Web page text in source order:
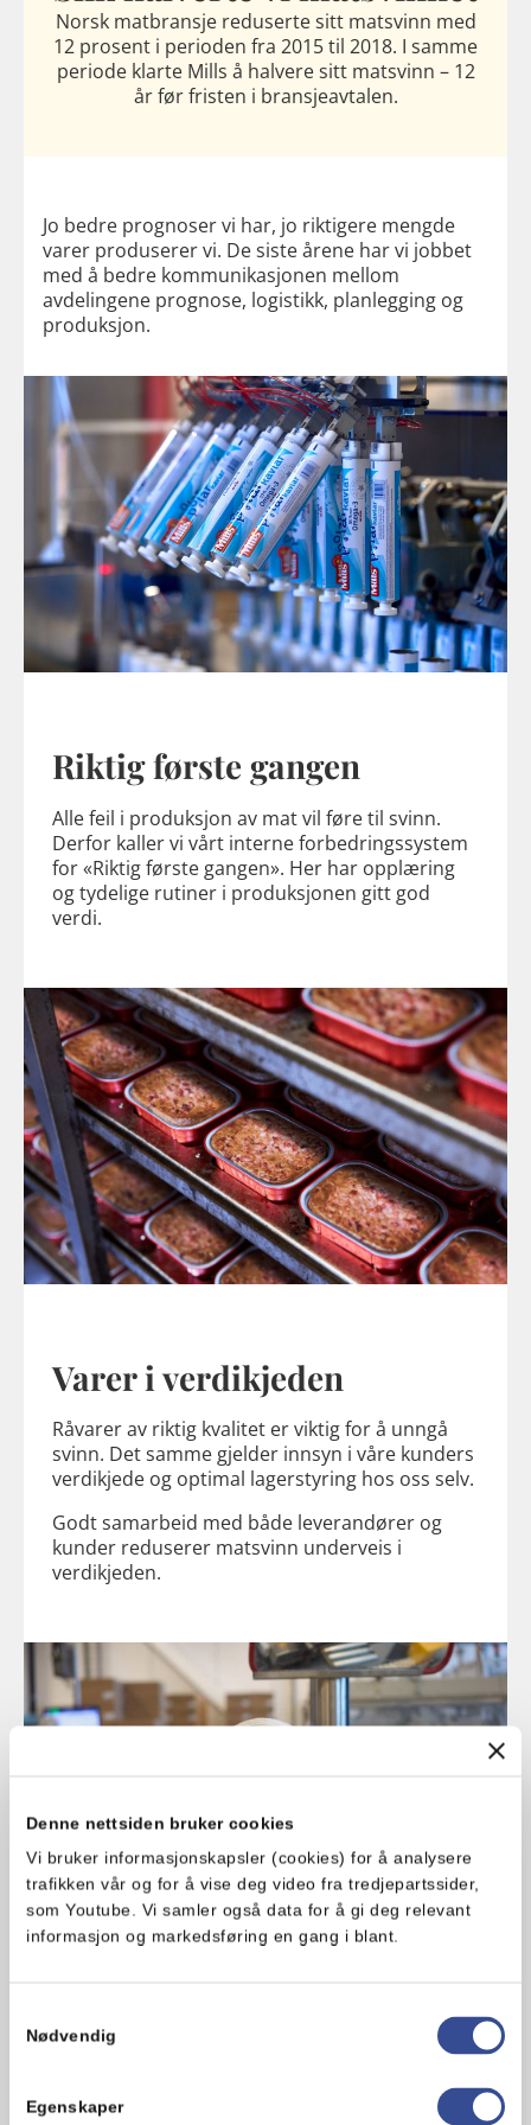
Denne nettsiden bruker cookies
Vi bruker informasjonskapsler (cookies) for å analysere
trafikken vår og for å vise deg video fra tredjepartssider,
som Youtube. Vi samler også data for å gi deg relevant
informasjon og markedsføring en gang i blant.
Nødvendig
Egenskaper
Norsk matbransje reduserte sitt matsvinn med
12 prosent i perioden fra 2015 til 2018. I samme
periode klarte Mills å halvere sitt matsvinn – 12
år før fristen i bransjeavtalen.
Jo bedre prognoser vi har, jo riktigere mengde
varer produserer vi. De siste årene har vi jobbet
med å bedre kommunikasjonen mellom
avdelingene prognose, logistikk, planlegging og
produksjon.
Riktig første gangen
Alle feil i produksjon av mat vil føre til svinn.
Derfor kaller vi vårt interne forbedringssystem
for «Riktig første gangen». Her har opplæring
og tydelige rutiner i produksjonen gitt god
verdi.
Varer i verdikjeden
Råvarer av riktig kvalitet er viktig for å unngå
svinn. Det samme gjelder innsyn i våre kunders
verdikjede og optimal lagerstyring hos oss selv.
Godt samarbeid med både leverandører og
kunder reduserer matsvinn underveis i
verdikjeden.
God mat skal bli spist
produserer kan bli spist av mennesker, selv om